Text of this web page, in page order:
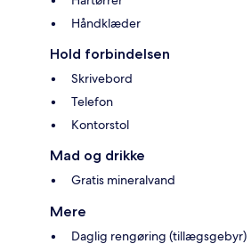
Håndklæder
Hold forbindelsen
Skrivebord
Telefon
Kontorstol
Mad og drikke
Gratis mineralvand
Mere
Daglig rengøring (tillægsgebyr)